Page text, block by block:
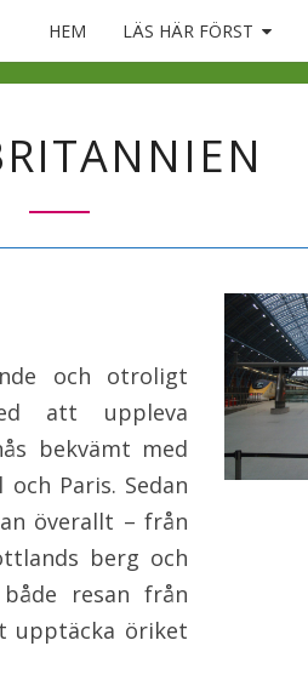
HEM LÄS HÄR FÖRST
och otroligt
att uppleva
bekvämt med
Paris. Sedan
överallt – från
berg och
resan från
upptäcka öriket